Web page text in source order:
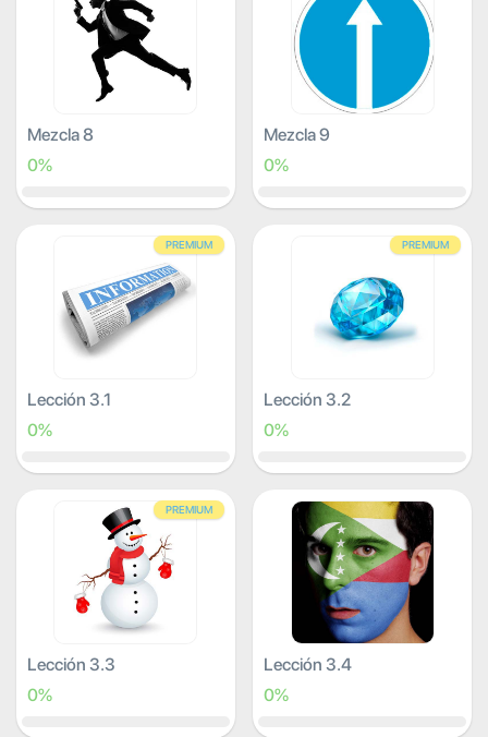
Mezcla 8
0%
Mezcla 9
0%
PREMIUM
Lección 3.1
0%
PREMIUM
Lección 3.2
0%
PREMIUM
Lección 3.3
0%
Lección 3.4
0%